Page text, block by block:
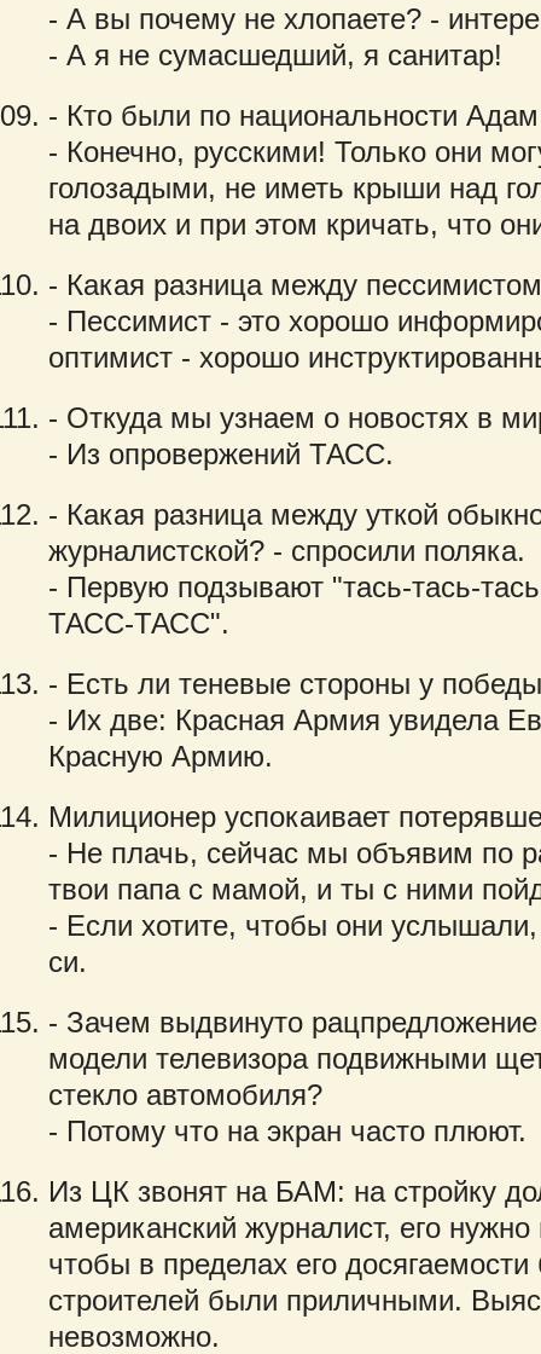
- А вы почему не хлопаете? -
- А я не сумасшедший, я санитар!
- Кто были по национальности
- Конечно, русскими! Только они
голозадыми, не иметь крыши над
на двоих и при этом кричать, что
- Какая разница между
- Пессимист - это хорошо
оптимист - хорошо
- Откуда мы узнаем о новостях в
- Из опровержений ТАСС.
- Какая разница между уткой
журналистской? - спросили поляка.
- Первую подзывают "тась-тась-
ТАСС-ТАСС".
- Есть ли теневые стороны у
- Их две: Красная Армия увидела
Красную Армию.
Милиционер успокаивает
- Не плачь, сейчас мы объявим по
твои папа с мамой, и ты с ними
- Если хотите, чтобы они
си.
- Зачем выдвинуто
модели телевизора подвижными
стекло автомобиля?
- Потому что на экран часто плюют.
Из ЦК звонят на БАМ: на стройку
американский журналист, его
чтобы в пределах его
строителей были приличными.
невозможно.